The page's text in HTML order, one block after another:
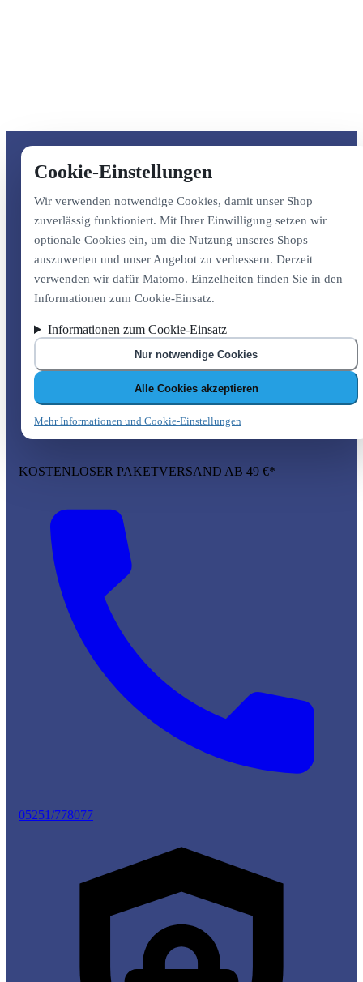
Cookie-Einstellungen
Wir verwenden notwendige Cookies, damit unser Shop
zuverlässig funktioniert. Mit Ihrer Einwilligung setzen wir
optionale Cookies ein, um die Nutzung unseres Shops
auszuwerten und unser Angebot zu verbessern. Derzeit
verwenden wir dafür Matomo. Einzelheiten finden Sie in den
Informationen zum Cookie-Einsatz.
Informationen zum Cookie-Einsatz
Nur notwendige Cookies
Alle Cookies akzeptieren
Mehr Informationen und Cookie-Einstellungen
KOSTENLOSER PAKETVERSAND AB 49 €*
05251/778077